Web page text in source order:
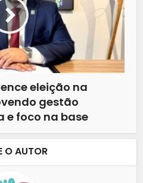
eleição na
gestão
foco na base
O AUTOR